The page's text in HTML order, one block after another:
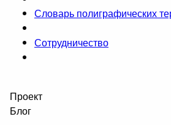
Словарь полиграфических
Сотрудничество
Проект
Блог